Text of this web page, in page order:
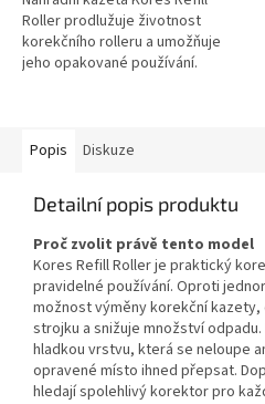
Roller prodlužuje životnost
korekčního rolleru a umožňuje
jeho opakované používání.
Popis
Diskuze
Detailní popis produktu
Proč zvolit právě tento model
Kores Refill Roller je praktický
pravidelné používání. Oproti
možnost výměny korekční
strojku a snižuje množství
hladkou vrstvu, která se neloupe
opravené místo ihned přepsat.
hledají spolehlivý korektor pro